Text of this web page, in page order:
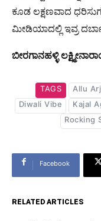
ಕೂಡ ಲಕ್ಷಣವಾದ
ಮೀಡಿಯಾದಲ್ಲಿ ಇವ್ರ
ಬೀರಗಾನಹಳ್ಳಿ
TAGS Allu
Diwali Vibe
Kajal
Rocking
Facebook
RELATED ARTICLES